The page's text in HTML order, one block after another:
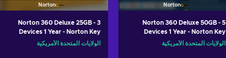
Norton
Norton 360 Deluxe 50GB - 5
Devices 1 Year - Norton Key
UNITED STATES
الولايات المتحدة الأمريكية
Norton
Norton 360 Deluxe 25GB - 3
Devices 1 Year - Norton Key
UNITED STATES
الولايات المتحدة الأمريكية